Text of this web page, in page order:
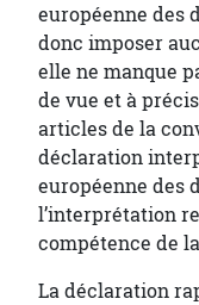
européenne des
donc imposer
elle ne manque
de vue et à
articles de la
déclaration
européenne des
l’interprétation
compétence de
La déclaration